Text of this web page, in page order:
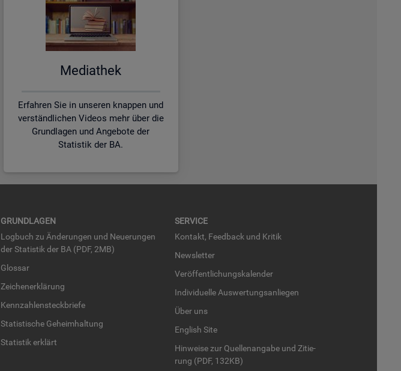
Me­dia­thek
Erfahren Sie in unseren knappen und
verständlichen Videos mehr über die
Grundlagen und Angebote der
Statistik der BA.
GRUND­LA­GEN
Log­buch zu Än­de­run­gen und Neue­run­gen
der Sta­tis­tik der BA (PDF, 2MB)
Glos­sar
Zei­chen­er­klä­rung
Kenn­zah­len­steck­brie­fe
Sta­tis­ti­sche Ge­heim­hal­tung
Sta­tis­tik er­klärt
SER­VICE
Kon­takt, Feed­back und Kri­tik
News­let­ter
Ver­öf­fent­li­chungs­ka­len­der
In­di­vi­du­el­le Aus­wer­tungs­an­lie­gen
Über uns
English Site
Hin­wei­se zur Quel­len­an­ga­be und Zi­tie­
rung (PDF, 132KB)